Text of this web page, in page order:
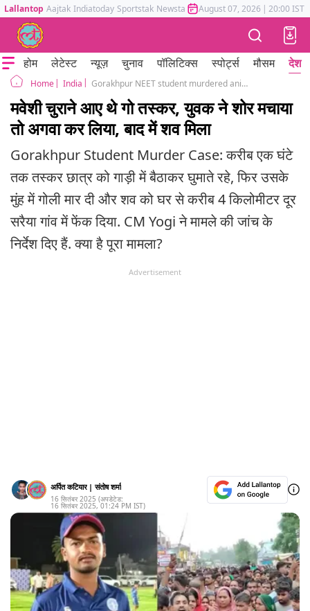
Lallantop Aajtak Indiatoday Sportstak Newstak Mumbai Tak Astrotak
August 07, 2026 | 20:00 IST
होम लेटेस्ट न्यूज़ चुनाव पॉलिटिक्स स्पोर्ट्स मौसम देश
Home India Gorakhpur NEET student murdered animal smugglers shot him in the mouth
मवेशी चुराने आए थे गो तस्कर, युवक ने शोर मचाया
तो अगवा कर लिया, बाद में शव मिला
Gorakhpur Student Murder Case: करीब एक घंटे
तक तस्कर छात्र को गाड़ी में बैठाकर घुमाते रहे, फिर उसके
मुंह में गोली मार दी और शव को घर से करीब 4 किलोमीटर दूर
सरैया गांव में फेंक दिया. CM Yogi ने मामले की जांच के
निर्देश दिए हैं. क्या है पूरा मामला?
Advertisement
अर्पित कटियार | संतोष शर्मा
16 सितंबर 2025 (अपडेटेड:
16 सितंबर 2025, 01:24 PM IST)